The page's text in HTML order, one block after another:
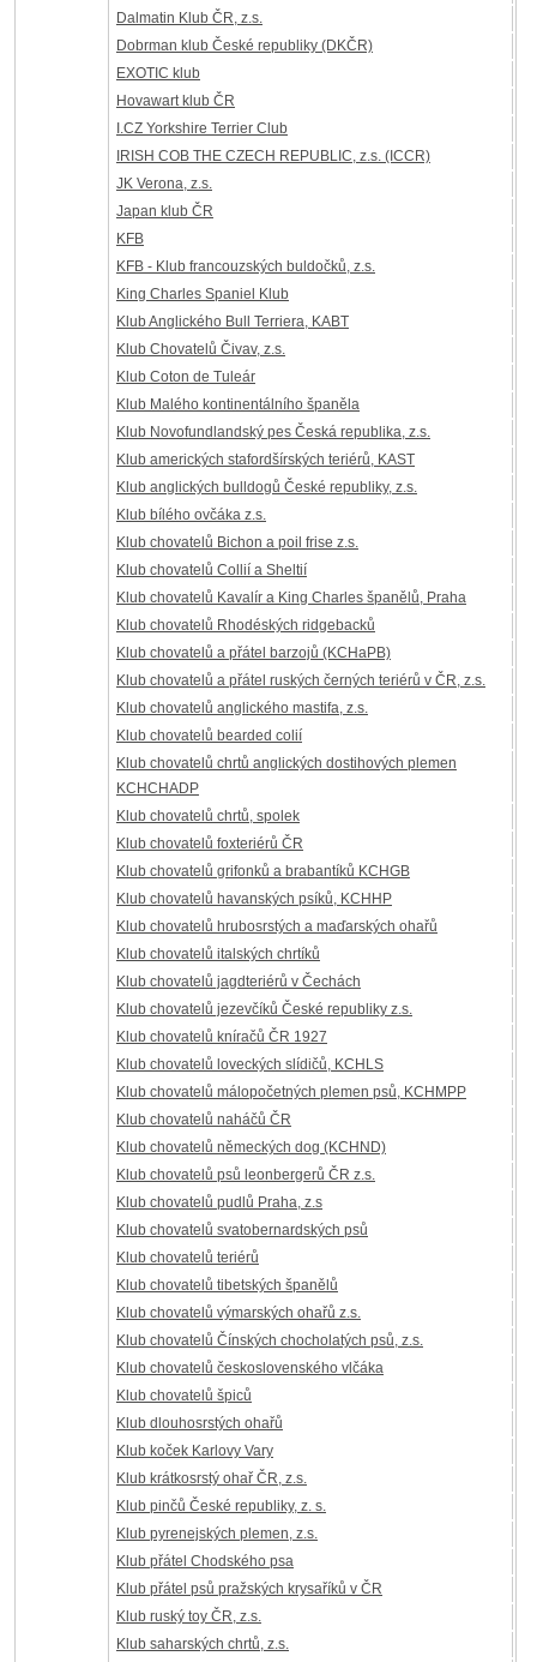
Dalmatin Klub ČR, z.s.
Dobrman klub České republiky (DKČR)
EXOTIC klub
Hovawart klub ČR
I.CZ Yorkshire Terrier Club
IRISH COB THE CZECH REPUBLIC, z.s. (ICCR)
JK Verona, z.s.
Japan klub ČR
KFB
KFB - Klub francouzských buldočků, z.s.
King Charles Spaniel Klub
Klub Anglického Bull Terriera, KABT
Klub Chovatelů Čivav, z.s.
Klub Coton de Tuleár
Klub Malého kontinentálního španěla
Klub Novofundlandský pes Česká republika, z.s.
Klub amerických stafordšírských teriérů, KAST
Klub anglických bulldogů České republiky, z.s.
Klub bílého ovčáka z.s.
Klub chovatelů Bichon a poil frise z.s.
Klub chovatelů Collií a Sheltií
Klub chovatelů Kavalír a King Charles španělů, Praha
Klub chovatelů Rhodéských ridgebacků
Klub chovatelů a přátel barzojů (KCHaPB)
Klub chovatelů a přátel ruských černých teriérů v ČR, z.s.
Klub chovatelů anglického mastifa, z.s.
Klub chovatelů bearded colií
Klub chovatelů chrtů anglických dostihových plemen
KCHCHADP
Klub chovatelů chrtů, spolek
Klub chovatelů foxteriérů ČR
Klub chovatelů grifonků a brabantíků KCHGB
Klub chovatelů havanských psíků, KCHHP
Klub chovatelů hrubosrstých a maďarských ohařů
Klub chovatelů italských chrtíků
Klub chovatelů jagdteriérů v Čechách
Klub chovatelů jezevčíků České republiky z.s.
Klub chovatelů kníračů ČR 1927
Klub chovatelů loveckých slídičů, KCHLS
Klub chovatelů málopočetných plemen psů, KCHMPP
Klub chovatelů naháčů ČR
Klub chovatelů německých dog (KCHND)
Klub chovatelů psů leonbergerů ČR z.s.
Klub chovatelů pudlů Praha, z.s
Klub chovatelů svatobernardských psů
Klub chovatelů teriérů
Klub chovatelů tibetských španělů
Klub chovatelů výmarských ohařů z.s.
Klub chovatelů Čínských chocholatých psů, z.s.
Klub chovatelů československého vlčáka
Klub chovatelů špiců
Klub dlouhosrstých ohařů
Klub koček Karlovy Vary
Klub krátkosrstý ohař ČR, z.s.
Klub pinčů České republiky, z. s.
Klub pyrenejských plemen, z.s.
Klub přátel Chodského psa
Klub přátel psů pražských krysaříků v ČR
Klub ruský toy ČR, z.s.
Klub saharských chrtů, z.s.